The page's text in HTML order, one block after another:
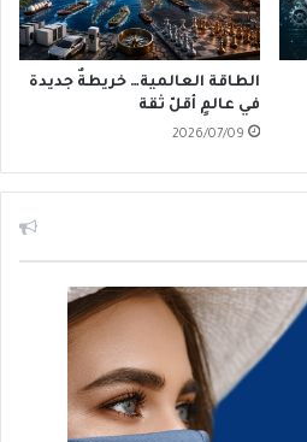
الطاقة العالمية… خريطةٌ جديدة
في عالمٍ أقلّ ثقة
2026/07/09